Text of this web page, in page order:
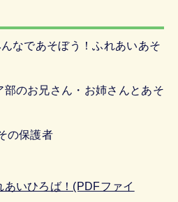
なであそぼう！ふれあいあそ
部のお兄さん・お姉さんとあそ
の保護者
いひろば！(PDFファイ